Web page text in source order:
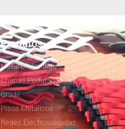
Produtos
Metal Distendido
Chapas Perfuradas
Gradil
Pisos Metálicos
Redes Electrosoldadas